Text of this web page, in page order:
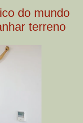
do mundo
terreno